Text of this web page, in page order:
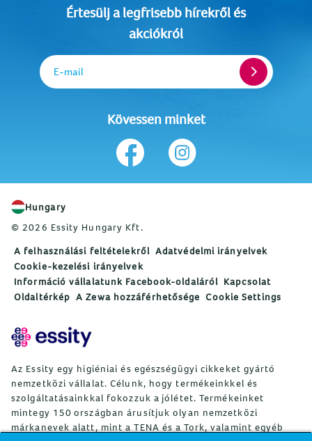
Értesülj a legfrisebb hírekről és
akciókról
E-mail
Kövessen minket
Hungary
© 2026 Essity Hungary Kft.
A felhasználási feltételekről Adatvédelmi irányelvek
Cookie-kezelési irányelvek
Információ vállalatunk Facebook-oldaláról Kapcsolat
Oldaltérkép A Zewa hozzáférhetősége Cookie Settings
Az Essity egy higiéniai és egészségügyi cikkeket gyártó
nemzetközi vállalat. Célunk, hogy termékeinkkel és
szolgáltatásainkkal fokozzuk a jólétet. Termékeinket
mintegy 150 országban árusítjuk olyan nemzetközi
márkanevek alatt, mint a TENA és a Tork, valamint egyéb